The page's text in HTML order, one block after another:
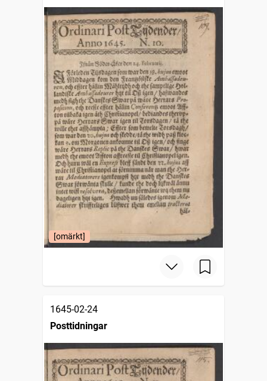
[omärkt]
1645-02-24
Posttidningar